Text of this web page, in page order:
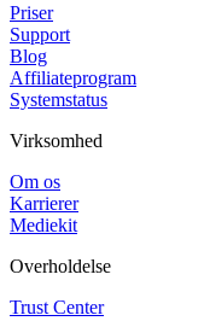
Priser
Support
Blog
Affiliateprogram
Systemstatus
Virksomhed
Om os
Karrierer
Mediekit
Overholdelse
Trust Center